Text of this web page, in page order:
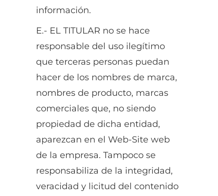
información.
E.- EL TITULAR no se hace
responsable del uso ilegítimo
que terceras personas puedan
hacer de los nombres de marca,
nombres de producto, marcas
comerciales que, no siendo
propiedad de dicha entidad,
aparezcan en el Web-Site web
de la empresa. Tampoco se
responsabiliza de la integridad,
veracidad y licitud del contenido